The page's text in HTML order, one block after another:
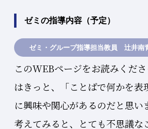
ゼミの指導内容（予定）
ゼミ・グループ指導担当教員 辻井南
このWEBページをお読みくだ
はきっと、「ことばで何かを表
に興味や関心があるのだと思い
考えてみると、とても不思議な